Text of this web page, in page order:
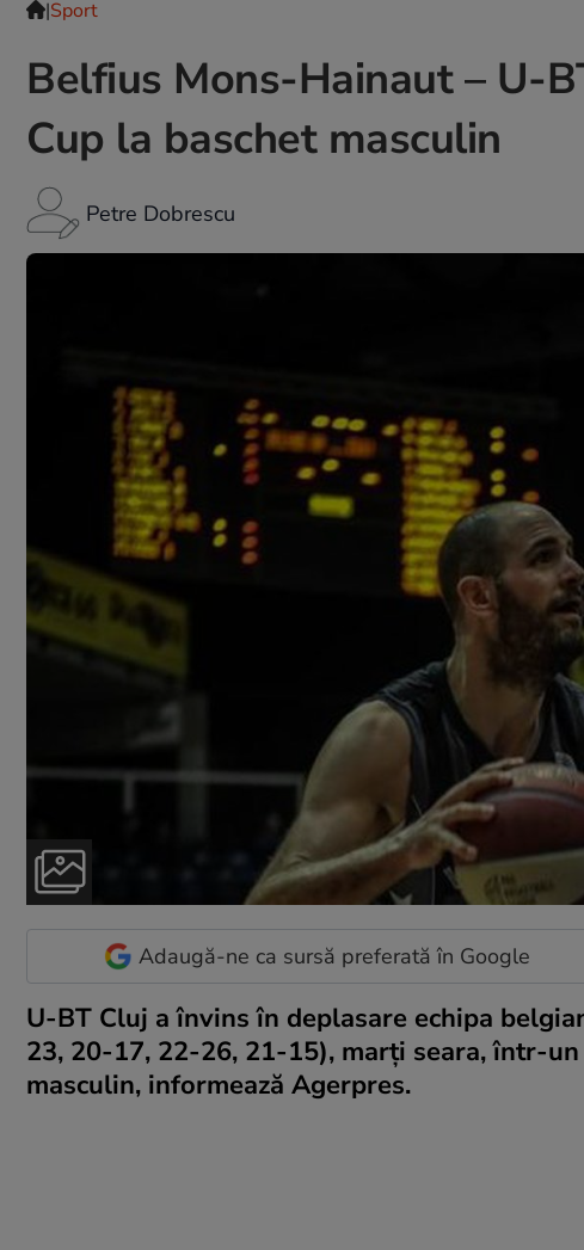
|Sport
Belfius Mons-Hainaut – U-
Cup la baschet masculin
Petre Dobrescu
Adaugă-ne ca sursă preferată în Google
U-BT Cluj a învins în deplasare echipa
23, 20-17, 22-26, 21-15), marţi seara, într-
masculin, informează Agerpres.